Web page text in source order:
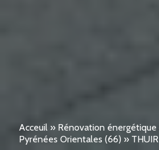
Acceuil » Rénovation énergétique
Pyrénées Orientales (66) » THUIR